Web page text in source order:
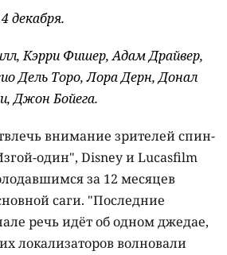
декабря.
Кэрри Фишер, Адам Драйвер,
Дель Торо, Лора Дерн, Донал
Джон Бойега.
внимание зрителей спин-
один", Disney и Lucasfilm
за 12 месяцев
саги. "Последние
речь идёт об одном джедае,
локализаторов волновали